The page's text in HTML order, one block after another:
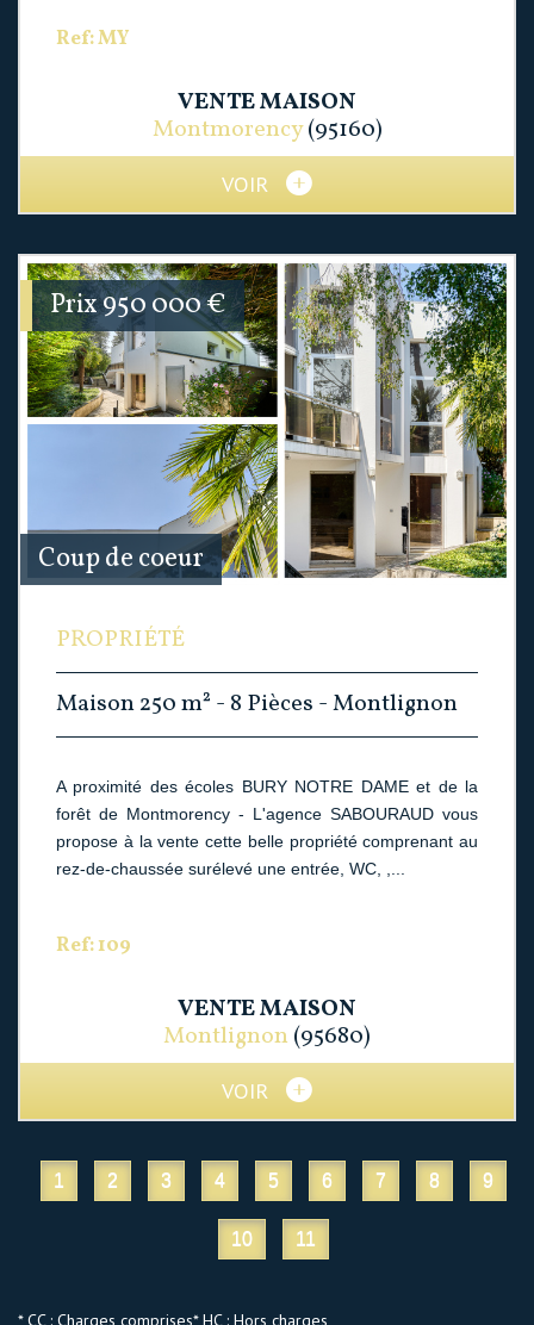
Ref: MY
VENTEMAISON
Montmorency(95160)
VOIR
Coup de coeur
Prix950 000€
PROPRIÉTÉ
Maison 250 m² - 8 Pièces - Montlignon
A proximité des écoles BURY NOTRE DAME et de la
forêt de Montmorency - L'agence SABOURAUD vous
propose à la vente cette belle propriété comprenant au
rez-de-chaussée surélevé une entrée, WC, ,...
Ref: 109
VENTEMAISON
Montlignon (95680)
VOIR
1 2 3 4 5 6 7 8 9
10 11
* CC : Charges comprises* HC : Hors charges